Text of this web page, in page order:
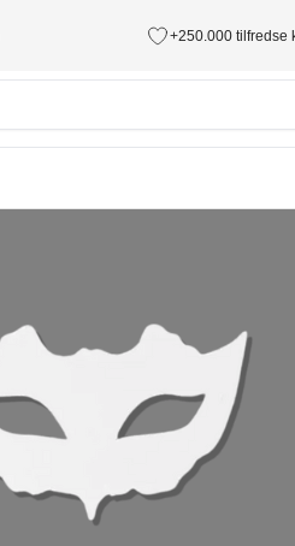
+250.000 tilfredse